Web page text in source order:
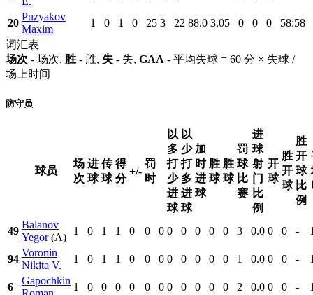
20
Puzyakov
Maxim
1 0 1 0 25 3 22 88.0 3.05 0 0 0
58:58
词汇表
场次 - 场次, 胜 - 胜, 失 - 失, GAA - 平均失球 = 60 分 × 失球 /
场上时间
防守员
球员
场
次
进
球
传
球
得
分
+/-
罚
时
以
多
打
少
进
球
以
少
打
多
进
球
加
时
进
球
胜
球
胜
球
罚
球
比
赛
进
球
射
门
比
例
开
球
胜
开
球
胜
开
球
比
例
49
Balanov
Yegor(A)
1 0 1 1 0 0 0 0 0 0 0 0 3 0.0 0 0 -
94
Voronin
Nikita V.
1 0 1 1 0 0 0 0 0 0 0 0 1 0.0 0 0 -
6
Gapochkin
1 0 0 0 0 0 0 0 0 0 0 0 2 0.0 0 0 -